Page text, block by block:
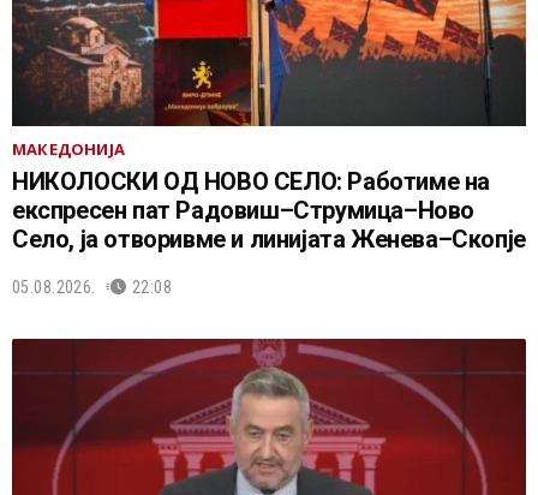
МАКЕДОНИЈА
НИКОЛОСКИ ОД НОВО СЕЛО: Работиме на
експресен пат Радовиш–Струмица–Ново
Село, ја отворивме и линијата Женева–Скопје
05.08.2026. 22:08